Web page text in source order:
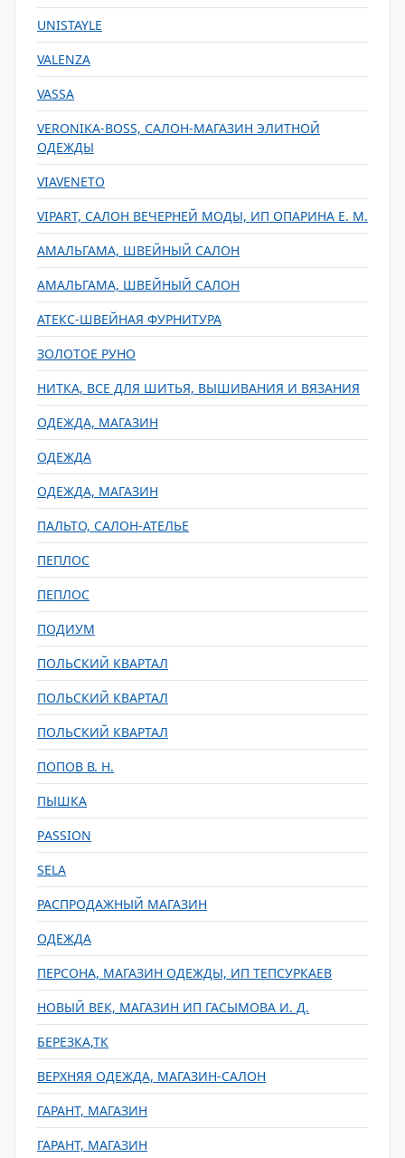
UNISTAYLE
VALENZA
VASSA
VERONIKA-BOSS, САЛОН-МАГАЗИН ЭЛИТНОЙ
ОДЕЖДЫ
VIAVENETO
VIPART, САЛОН ВЕЧЕРНЕЙ МОДЫ, ИП ОПАРИНА Е. М.
АМАЛЬГАМА, ШВЕЙНЫЙ САЛОН
АМАЛЬГАМА, ШВЕЙНЫЙ САЛОН
АТЕКС-ШВЕЙНАЯ ФУРНИТУРА
ЗОЛОТОЕ РУНО
НИТКА, ВСЕ ДЛЯ ШИТЬЯ, ВЫШИВАНИЯ И ВЯЗАНИЯ
ОДЕЖДА, МАГАЗИН
ОДЕЖДА
ОДЕЖДА, МАГАЗИН
ПАЛЬТО, САЛОН-АТЕЛЬЕ
ПЕПЛОС
ПЕПЛОС
ПОДИУМ
ПОЛЬСКИЙ КВАРТАЛ
ПОЛЬСКИЙ КВАРТАЛ
ПОЛЬСКИЙ КВАРТАЛ
ПОПОВ В. Н.
ПЫШКА
РASSION
SELA
РАСПРОДАЖНЫЙ МАГАЗИН
ОДЕЖДА
ПЕРСОНА, МАГАЗИН ОДЕЖДЫ, ИП ТЕПСУРКАЕВ
НОВЫЙ ВЕК, МАГАЗИН ИП ГАСЫМОВА И. Д.
БЕРЕЗКА,ТК
ВЕРХНЯЯ ОДЕЖДА, МАГАЗИН-САЛОН
ГАРАНТ, МАГАЗИН
ГАРАНТ, МАГАЗИН